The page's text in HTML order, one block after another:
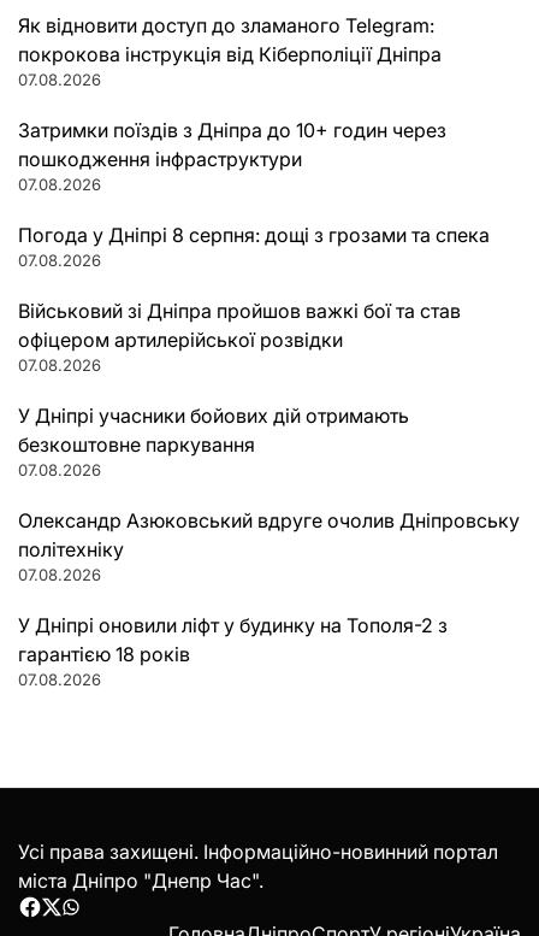
Як відновити доступ до зламаного Telegram:
покрокова інструкція від Кіберполіції Дніпра
07.08.2026
Затримки поїздів з Дніпра до 10+ годин через
пошкодження інфраструктури
07.08.2026
Погода у Дніпрі 8 серпня: дощі з грозами та спека
07.08.2026
Військовий зі Дніпра пройшов важкі бої та став
офіцером артилерійської розвідки
07.08.2026
У Дніпрі учасники бойових дій отримають
безкоштовне паркування
07.08.2026
Олександр Азюковський вдруге очолив Дніпровську
політехніку
07.08.2026
У Дніпрі оновили ліфт у будинку на Тополя-2 з
гарантією 18 років
07.08.2026
Усі права захищені. Інформаційно-новинний портал
міста Дніпро "Днепр Час".
Facebook
Twitter
WhatsApp